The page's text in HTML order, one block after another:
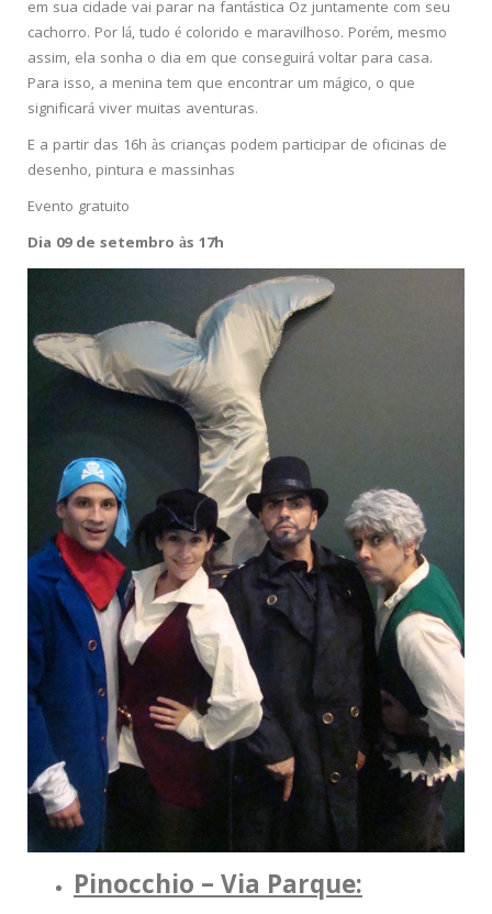
em sua cidade vai parar na fantástica Oz juntamente com seu
cachorro. Por lá, tudo é colorido e maravilhoso. Porém, mesmo
assim, ela sonha o dia em que conseguirá voltar para casa.
Para isso, a menina tem que encontrar um mágico, o que
significará viver muitas aventuras.
E a partir das 16h às crianças podem participar de oficinas de
desenho, pintura e massinhas
Evento gratuito
Dia 09 de setembro às 17h
Pinocchio – Via Parque: